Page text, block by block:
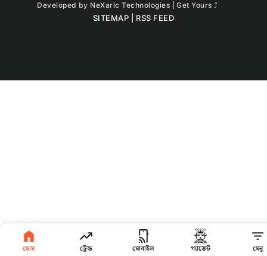
হোম ট্রেন্ড মোবাইল গ্যাজেট মেনু
Developed by NeXaric Technologies | Get Yours⤴︎
SITEMAP RSS FEED